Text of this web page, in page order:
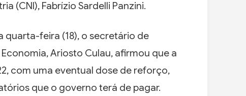
(CNI), Fabrízio Sardelli Panzini.
quarta-feira (18), o secretário de
Ariosto Culau, afirmou que a
com uma eventual dose de reforço,
que o governo terá de pagar.